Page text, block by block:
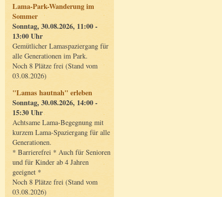
Lama-Park-Wanderung im
Sommer
Sonntag, 30.08.2026, 11:00 -
13:00 Uhr
Gemütlicher Lamaspaziergang für
alle Generationen im Park.
Noch 8 Plätze frei (Stand vom
03.08.2026)
"Lamas hautnah" erleben
Sonntag, 30.08.2026, 14:00 -
15:30 Uhr
Achtsame Lama-Begegnung mit
kurzem Lama-Spaziergang für alle
Generationen.
* Barrierefrei * Auch für Senioren
und für Kinder ab 4 Jahren
geeignet *
Noch 8 Plätze frei (Stand vom
03.08.2026)